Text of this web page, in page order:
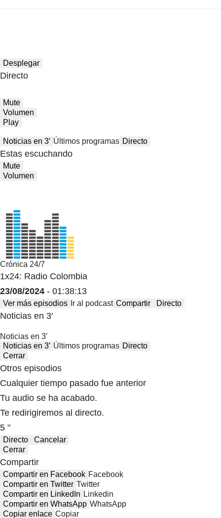
Desplegar
Directo
Mute
Volumen
Play
Noticias en 3′ Últimos programas Directo
Estas escuchando
Mute
Volumen
Crónica 24/7
1x24: Radio Colombia
23/08/2024 - 01:38:13
Ver más episodios Ir al podcast Compartir Directo
Noticias en 3′
Noticias en 3′
Noticias en 3′ Últimos programas Directo
Cerrar
Otros episodios
Cualquier tiempo pasado fue anterior
Tu audio se ha acabado.
Te redirigiremos al directo.
5 "
Directo
Cancelar
Cerrar
Compartir
Compartir en Facebook Facebook
Compartir en Twitter Twitter
Compartir en LinkedIn Linkedin
Compartir en WhatsApp WhatsApp
Copiar enlace Copiar